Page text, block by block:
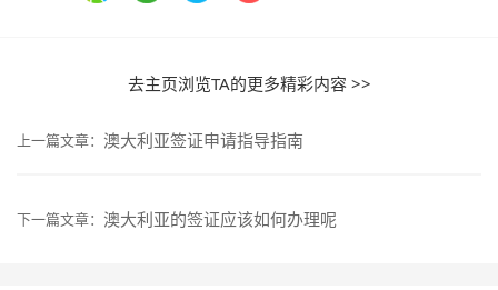
去主页浏览TA的更多精彩内容 >>
上一篇文章： 澳大利亚签证申请指导指南
下一篇文章： 澳大利亚的签证应该如何办理呢